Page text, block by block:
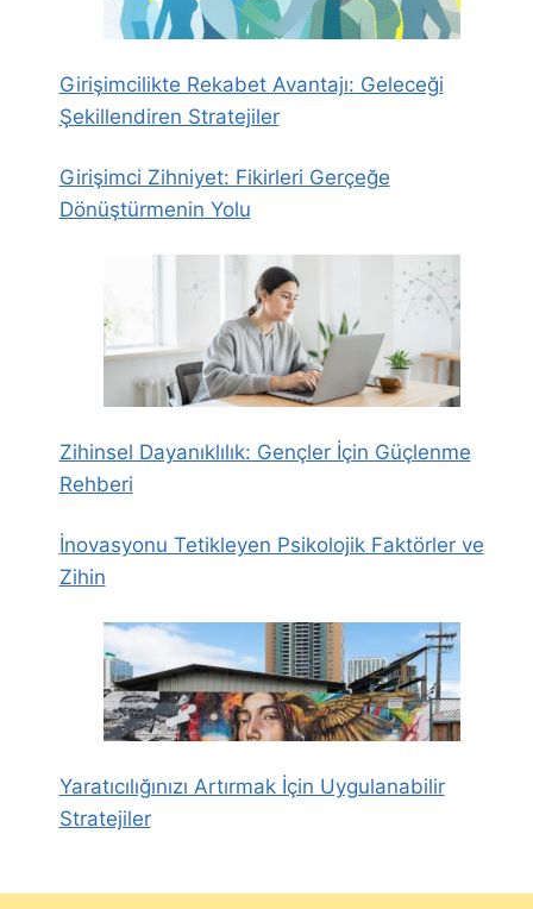
Girişimcilikte Rekabet Avantajı: Geleceği
Şekillendiren Stratejiler
Girişimci Zihniyet: Fikirleri Gerçeğe
Dönüştürmenin Yolu
Zihinsel Dayanıklılık: Gençler İçin Güçlenme
Rehberi
İnovasyonu Tetikleyen Psikolojik Faktörler ve
Zihin
Yaratıcılığınızı Artırmak İçin Uygulanabilir
Stratejiler